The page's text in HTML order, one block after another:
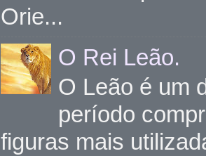
Orie...
O Rei Leão.
O Leão é um
período
figuras mais